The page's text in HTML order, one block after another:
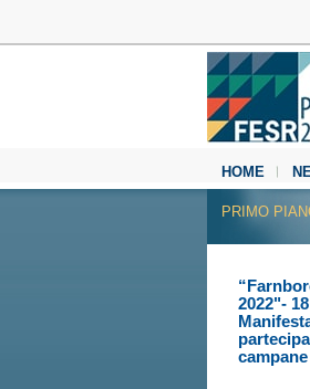
HOME
MEDIA
PRIMO
2022"-
campane